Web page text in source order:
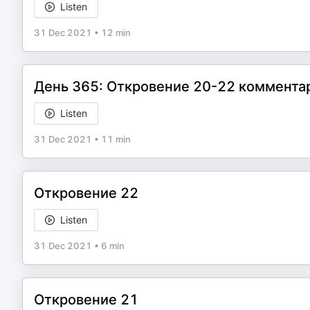
Listen
31 Dec 2021 • 12 min
День 365: Откровение 20-22
Listen
31 Dec 2021 • 11 min
Откровение 22
Listen
31 Dec 2021 • 6 min
Откровение 21